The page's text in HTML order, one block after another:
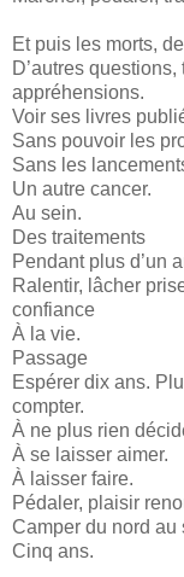
Et puis les morts,
D’autres
appréhensions.
Voir ses livres
Sans pouvoir les
Sans les
Un autre cancer.
Au sein.
Des traitements
Pendant plus d’un
Ralentir, lâcher
confiance
À la vie.
Passage
Espérer dix ans.
compter.
À ne plus rien
À se laisser aimer.
À laisser faire.
Pédaler, plaisir
Camper du nord au
Cinq ans.